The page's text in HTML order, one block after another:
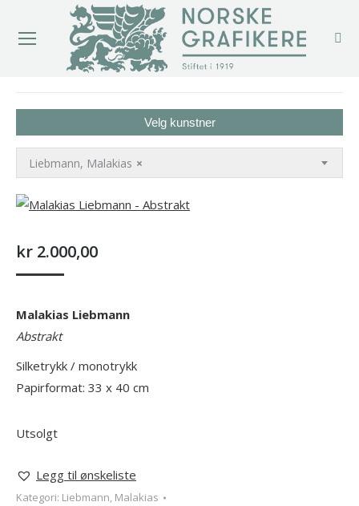
Velg kunstner
×
Liebmann, Malakias
kr 2.000,00
Malakias Liebmann
Abstrakt
Silketrykk / monotrykk
Papirformat: 33 x 40 cm
Utsolgt
Legg til ønskeliste
Kategori: Liebmann, Malakias